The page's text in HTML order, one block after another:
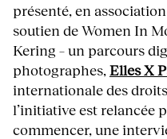
présenté, en
soutien de Women In
Kering – un parcours
photographes,Elles X
internationale des
l’initiative est relancée
commencer, une